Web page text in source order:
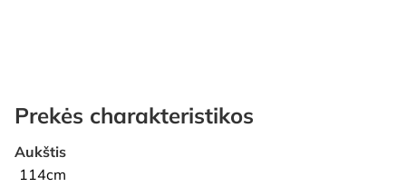
Prekės charakteristikos
Aukštis
114cm